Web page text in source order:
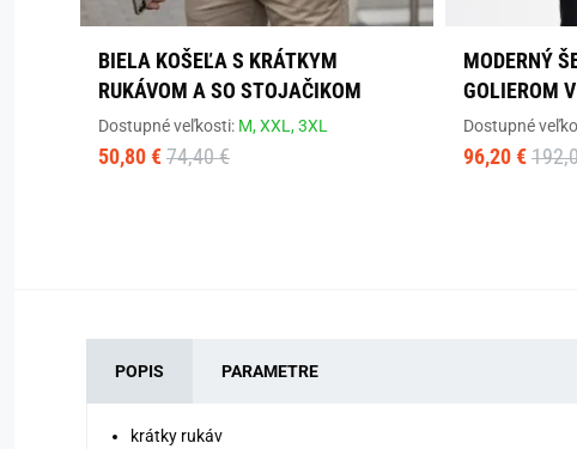
BIELA KOŠEĽA S KRÁTKYM
RUKÁVOM A SO STOJAČIKOM
Dostupné veľkosti: M,XXL,3XL
50,80 € 74,40 €
MODERNÝ
GOLIEROM
Dostupné
96,20 €
POPIS PARAMETRE
krátky rukáv